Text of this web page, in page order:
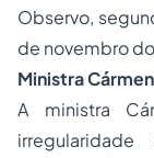
Observo,
de novembro
Ministra
A ministra